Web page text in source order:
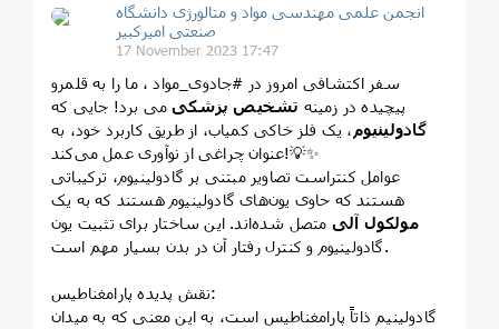
انجمن علمی مهندسی مواد و متالورژی دانشگاه
صنعتی امیرکبیر
17 November 2023 17:47
سفر اکتشافی امروز در #جادوی_مواد ، ما را به قلمرو
پیچیده در زمینه تشخیص پزشکیمی برد! جایی که
گادولینیوم ، یک فلز خاکی کمیاب، از طریق کاربرد خود، به
عنوان چراغی از نوآوری عمل می‌کند!💡✨
عوامل کنتراست تصاویر مبتنی بر گادولینیوم، ترکیباتی
هستند که حاوی یون‌های گادولینیوم هستند که به یک
مولکول آلی متصل شده‌اند. این ساختار برای تثبیت یون
گادولینیوم و کنترل رفتار آن در بدن بسیار مهم است.
نقش پدیده پارامغناطیس:
گادولینیم ذاتاً پارامغناطیس است، به این معنی که به میدان